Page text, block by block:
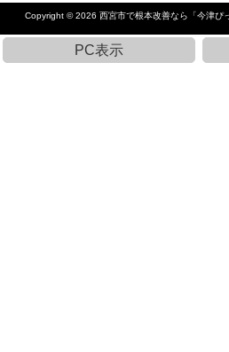
Copyright © 2026 西宮市で根本改善なら「今津ぴ
PC表示